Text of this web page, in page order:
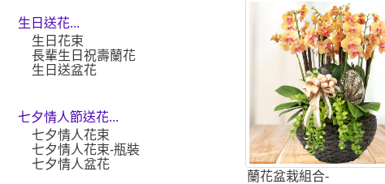
生日送花...
生日花束
長輩生日祝壽蘭花
生日送盆花
七夕情人節送花...
七夕情人花束
七夕情人花束-瓶裝
七夕情人盆花
蘭花盆栽組合-